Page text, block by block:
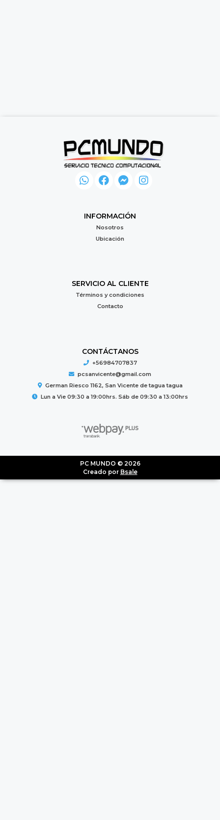
INFORMACIÓN
Nosotros
Ubicación
SERVICIO AL CLIENTE
Términos y condiciones
Contacto
CONTÁCTANOS
+56984707837
pcsanvicente@gmail.com
German Riesco 1162, San Vicente de tagua tagua
Lun a Vie 09:30 a 19:00hrs. Sáb de 09:30 a 13:00hrs
PC MUNDO © 2026
Creado por Bsale